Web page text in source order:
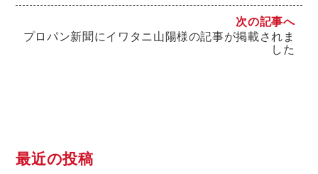
次の記事へ
プロパン新聞にイワタニ山陽様の記事が掲載されま
した
最近の投稿